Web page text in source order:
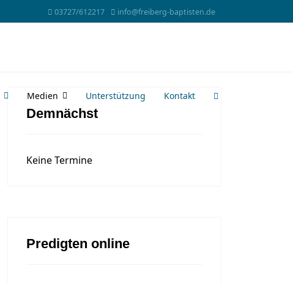
03727/612217 info@freiberg-baptisten.de
Medien Unterstützung Kontakt
Demnächst
Keine Termine
Predigten online